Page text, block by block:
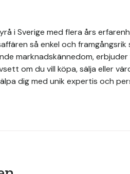
i Sverige med flera års
så enkel och framgångsrik
marknadskännedom,
om du vill köpa, sälja eller
dig med unik expertis och